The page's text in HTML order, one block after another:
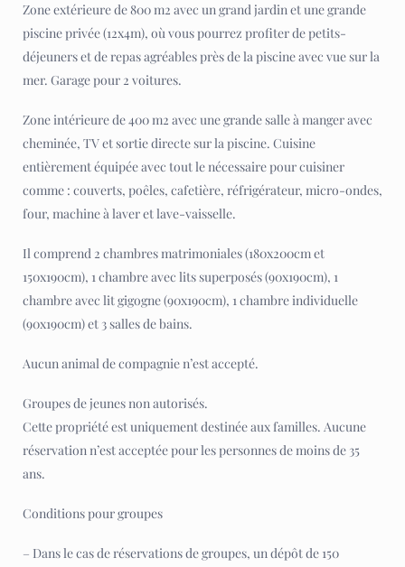
Zone extérieure de 800 m2 avec un grand jardin et une grande
piscine privée (12x4m), où vous pourrez profiter de petits-
déjeuners et de repas agréables près de la piscine avec vue sur la
mer. Garage pour 2 voitures.
Zone intérieure de 400 m2 avec une grande salle à manger avec
cheminée, TV et sortie directe sur la piscine. Cuisine
entièrement équipée avec tout le nécessaire pour cuisiner
comme : couverts, poêles, cafetière, réfrigérateur, micro-ondes,
four, machine à laver et lave-vaisselle.
Il comprend 2 chambres matrimoniales (180x200cm et
150x190cm), 1 chambre avec lits superposés (90x190cm), 1
chambre avec lit gigogne (90x190cm), 1 chambre individuelle
(90x190cm) et 3 salles de bains.
Aucun animal de compagnie n’est accepté.
Groupes de jeunes non autorisés.
Cette propriété est uniquement destinée aux familles. Aucune
réservation n’est acceptée pour les personnes de moins de 35
ans.
Conditions pour groupes
– Dans le cas de réservations de groupes, un dépôt de 150